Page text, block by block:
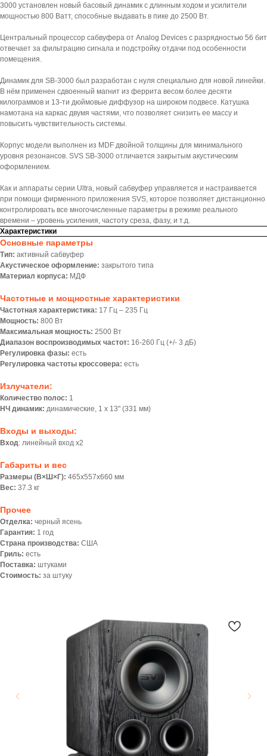
3000 установлен новый басовый динамик с длинным ходом и усилители
мощностью 800 Ватт, способные выдавать в пике до 2500 Вт.
Центральный процессор сабвуфера от Analog Devices с разрядностью 56 бит
отвечает за фильтрацию сигнала и подстройку отдачи под особенности
помещения.
Динамик для SB-3000 был разработан с нуля специально для новой линейки.
В нём применен сдвоенный магнит из феррита весом более десяти
килограммов и 13-ти дюймовые диффузор на широком подвесе. Катушка
намотана на каркас двумя частями, что позволяет снизить ее массу и
повысить чувствительность системы.
Корпус модели выполнен из MDF двойной толщины для минимального
уровня резонансов. SVS SB-3000 отличается закрытым акустическим
оформлением.
Как и аппараты серии Ultra, новый сабвуфер управляется и настраивается
при помощи фирменного приложения SVS, которое позволяет дистанционно
контролировать все многочисленные параметры в режиме реального
времени – уровень усиления, частоту среза, фазу, и т.д.
Характеристики
Основные параметры
Тип: активный сабвуфер
Акустическое оформление: закрытого типа
Материал корпуса: МДФ
Частотные и мощностные характеристики
Частотная характеристика: 17 Гц – 235 Гц
Мощность: 800 Вт
Максимальная мощность: 2500 Вт
Диапазон воспроизводимых частот: 16-260 Гц (+/- 3 дБ)
Регулировка фазы: есть
Регулировка частоты кроссовера: есть
Излучатели:
Количество полос: 1
НЧ динамик: динамические, 1 х 13" (331 мм)
Входы и выходы:
Вход: линейный вход x2
Габариты и вес
Размеры (В×Ш×Г): 465x557x660 мм
Вес: 37.3 кг
Прочее
Отделка: черный ясень
Гарантия: 1 год
Страна производства: США
Гриль: есть
Поставка: штуками
Стоимость: за штуку